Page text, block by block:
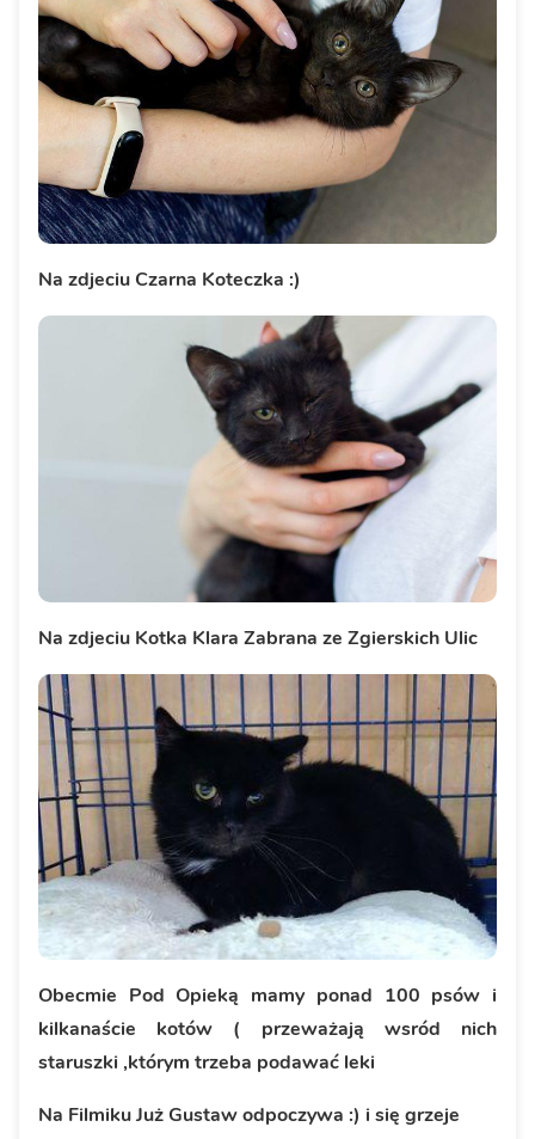
Na zdjeciu Czarna Koteczka :)
Na zdjeciu Kotka Klara Zabrana ze Zgierskich Ulic
Obecmie Pod Opieką mamy ponad 100 psów i
kilkanaście kotów ( przeważają wsród nich
staruszki ,którym trzeba podawać leki
Na Filmiku Już Gustaw odpoczywa :) i się grzeje